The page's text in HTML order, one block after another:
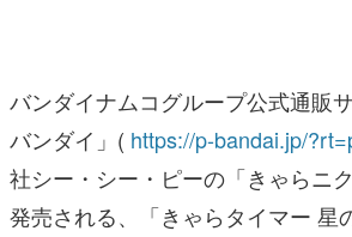
バンダイナムコグループ公式通販
バンダイ」( https://p-bandai.jp/
社シー・シー・ピーの「きゃらニ
発売される、「きゃらタイマー 星